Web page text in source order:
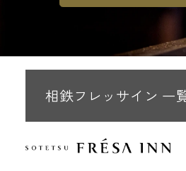
相鉄フレッサイン 一